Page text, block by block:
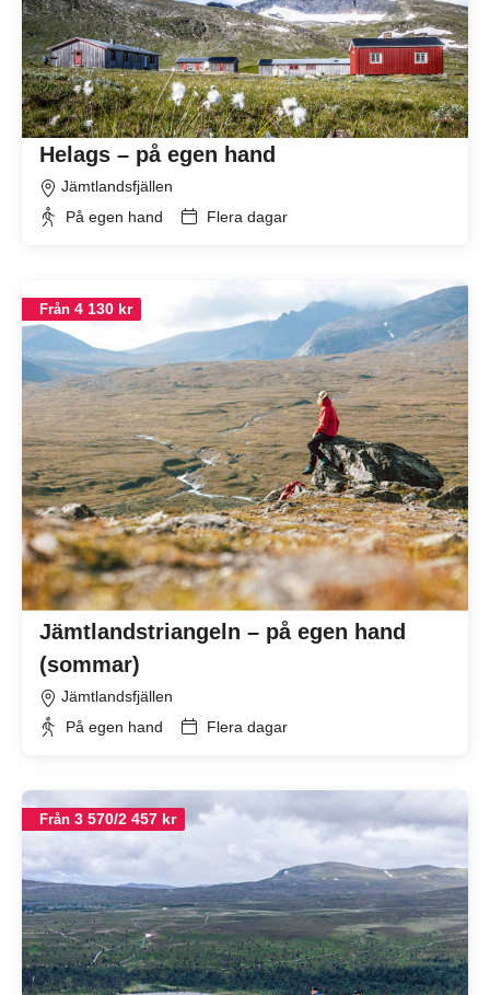
Helags – på egen hand
Jämtlandsfjällen
På egen hand
Flera dagar
Jämtlandstriangeln – på egen hand
(sommar)
Jämtlandsfjällen
På egen hand
Flera dagar
Från 4 130 kr
Från 3 570/2 457 kr